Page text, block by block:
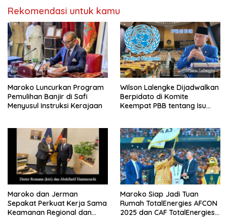
Rekomendasi untuk kamu
Maroko Luncurkan Program
Pemulihan Banjir di Safi
Menyusul Instruksi Kerajaan
Wilson Lalengke Dijadwalkan
Berpidato di Komite
Keempat PBB tentang Isu
Maroko dan Jerman
Sepakat Perkuat Kerja Sama
Keamanan Regional dan
Maroko Siap Jadi Tuan
Rumah TotalEnergies AFCON
2025 dan CAF TotalEnergies